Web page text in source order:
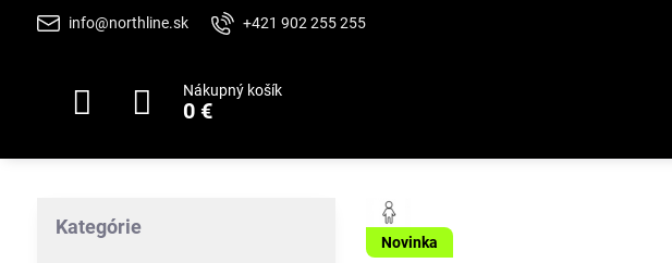
info@northline.sk +421 902 255 255
Nákupný košík
0 €
Novinka
Kategórie